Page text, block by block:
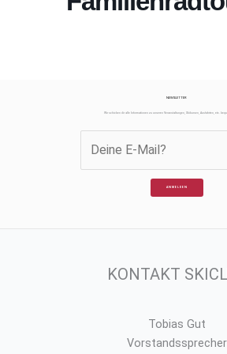
NEWSLETTER
Wir schicken dir alle Informationen zu unseren Veranstaltungen, Skikursen, Ausfahrten, etc.
ANMELDEN
KONTAKT
Tobias Gut
Vorstandssprecher